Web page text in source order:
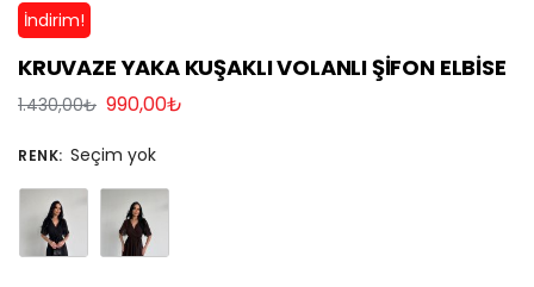
İndirim!
KRUVAZE YAKA KUŞAKLI VOLANLI ŞİFON ELBİSE
1.430,00₺ 990,00₺
RENK: Seçim yok